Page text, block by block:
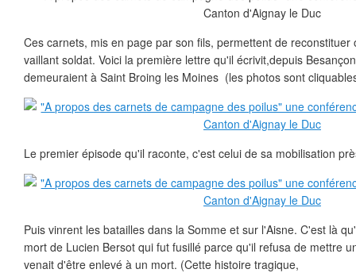
Ces carnets, mis en page par son fils, permettent de
vaillant soldat. Voici la première lettre qu'il écrivit,depuis
demeuraient à Saint Broing les Moines (les photos sont
Le premier épisode qu'il raconte, c'est celui de sa mobilisation
Puis vinrent les batailles dans la Somme et sur l'Aisne. C'est là
mort de Lucien Bersot qui fut fusillé parce qu'il refusa de mettre
venait d'être enlevé à un mort. (Cette histoire tragique,